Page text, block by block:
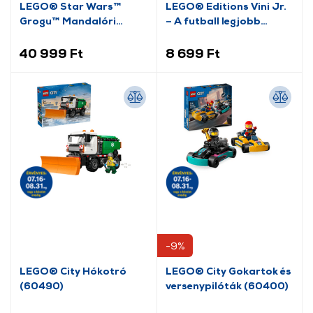
LEGO® Star Wars™
Grogu™ Mandalóri
40 999 Ft
LEGO® Editions Vini Jr.
– A futball legjobb
8 699 Ft
LEGO® City Hókotró
(60490)
-9%
LEGO® City Gokartok és
versenypilóták (60400)